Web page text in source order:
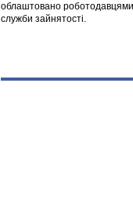
облаштовано роботодавцями
служби зайнятості.